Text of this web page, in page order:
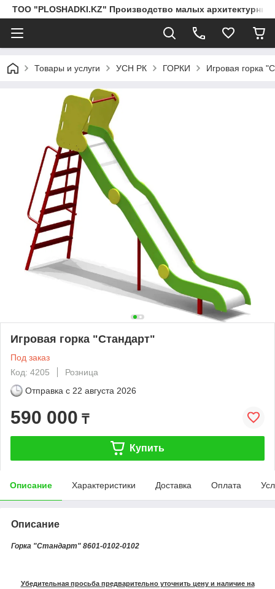
ТОО "PLOSHADKI.KZ" Производство малых
Товары и услуги УСН РК ГОРКИ Игровая горка
Игровая горка "Стандарт"
Под заказ
Код: 4205
Розница
Отправка с 22 августа 2026
590 000 ₸
Купить
Описание Характеристики Доставка Оплата
Описание
Горка "Стандарт" 8601-0102-0102
Убедительная просьба предварительно уточнить цену и наличие на